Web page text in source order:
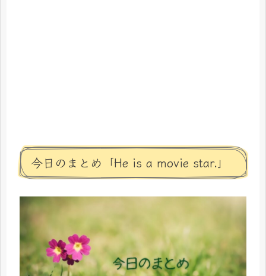
今日のまとめ「He is a movie star.」